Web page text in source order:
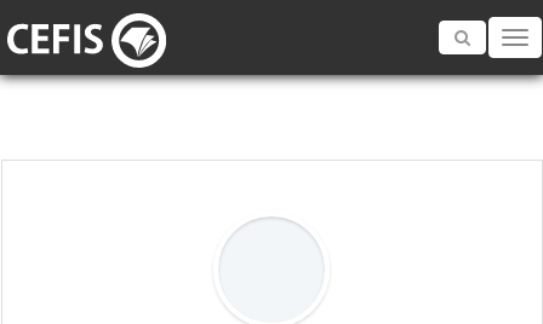
Toggle